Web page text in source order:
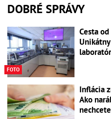
DOBRÉ SPRÁVY
FOTO
Cesta
Inflácia
Ako